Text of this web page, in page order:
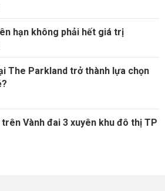
hạn không phải hết giá trị
The Parkland trở thành lựa chọn
Vành đai 3 xuyên khu đô thị TP